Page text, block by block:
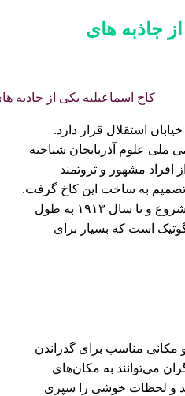
جاذبه ‌های
استقلال قرار دارد.
ملی علوم آذربایجان شناخته
مشهور و ثروتمند
تصمیم به ساخت این کاخ گرفت.
ساخت این کاخ از سال ۱۹۰۸ شروع و تا سال ۱۹۱۳ به طول
است که بسیار برای
مکانی مناسب برای گذراندن
می‌توانند به مکان‌های
و لحظات خوشی را سپری